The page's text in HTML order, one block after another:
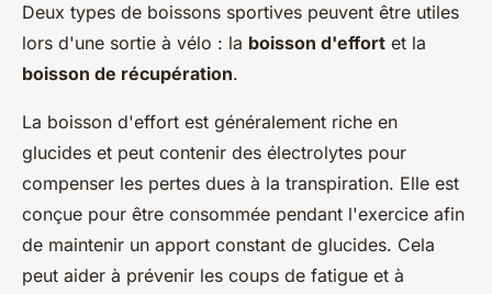
Deux types de boissons sportives peuvent être utiles
lors d'une sortie à vélo : la boisson d'effort et la
boisson de récupération.
La boisson d'effort est généralement riche en
glucides et peut contenir des électrolytes pour
compenser les pertes dues à la transpiration. Elle est
conçue pour être consommée pendant l'exercice afin
de maintenir un apport constant de glucides. Cela
peut aider à prévenir les coups de fatigue et à